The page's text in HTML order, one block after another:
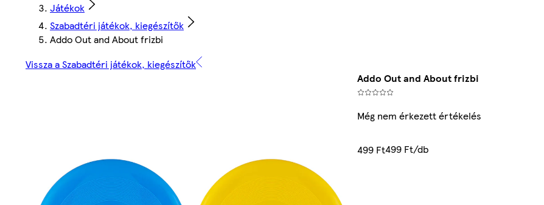
Játékok
Szabadtéri játékok, kiegészítők
Addo Out and About frizbi
Vissza a Szabadtéri játékok, kiegészítők
Addo Out and About frizbi
Még nem érkezett értékelés
499 Ft499 Ft/db